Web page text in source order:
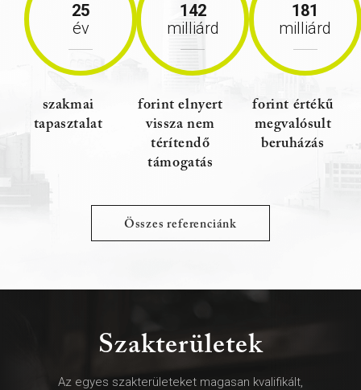
25
év
szakmai
tapasztalat
142
milliárd
forint elnyert
vissza nem
térítendő
támogatás
181
milliárd
forint értékű
megvalósult
beruházás
Összes referenciánk
Szakterületek
Az egyes szakterületeket magasan kvalifikált,